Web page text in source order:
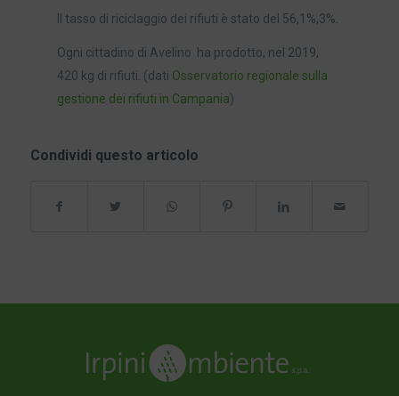
Il tasso di riciclaggio dei rifiuti è stato del 56,1%,3%.
Ogni cittadino di Avelino ha prodotto, nel 2019,
420 kg di rifiuti. (dati Osservatorio regionale sulla
gestione dei rifiuti in Campania)
Condividi questo articolo